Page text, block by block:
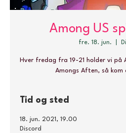
Among US
fre. 18. jun.
Hver fredag fra 19-21 holder vi på
Amongs Aften, så kom
Tid og sted
18. jun. 2021, 19.00
Discord